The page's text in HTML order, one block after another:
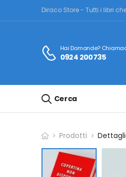
Diraco Store - Tutti i libri
Hai Domande?
0924 200735
Cerca
Prodotti